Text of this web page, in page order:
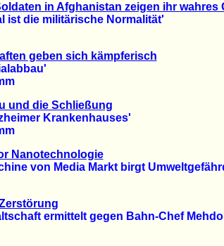
in Afghanistan zeigen ihr wahres
Normalität'
geben sich kämpferisch
und die Schließung
Krankenhauses'
Nanotechnologie
Markt birgt
gegen Bahn-Chef